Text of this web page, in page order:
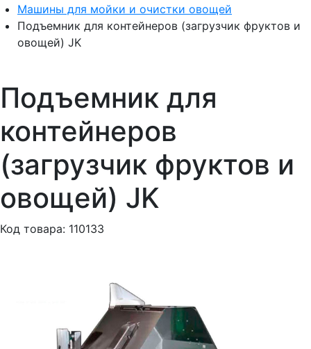
Машины для мойки и очистки овощей
Подъемник для контейнеров (загрузчик фруктов и
овощей) JK
Подъемник для
контейнеров
(загрузчик фруктов и
овощей) JK
Код товара: 110133